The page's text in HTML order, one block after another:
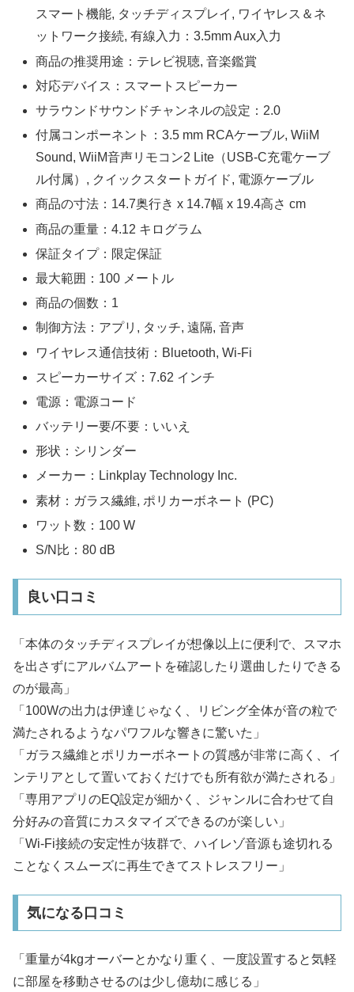
スマート機能, タッチディスプレイ, ワイヤレス＆ネ
ットワーク接続, 有線入力：3.5mm Aux入力
商品の推奨用途：テレビ視聴, 音楽鑑賞
対応デバイス：スマートスピーカー
サラウンドサウンドチャンネルの設定：2.0
付属コンポーネント：3.5 mm RCAケーブル, WiiM
Sound, WiiM音声リモコン2 Lite（USB-C充電ケーブ
ル付属）, クイックスタートガイド, 電源ケーブル
商品の寸法：14.7奥行き x 14.7幅 x 19.4高さ cm
商品の重量：4.12 キログラム
保証タイプ：限定保証
最大範囲：100 メートル
商品の個数：1
制御方法：アプリ, タッチ, 遠隔, 音声
ワイヤレス通信技術：Bluetooth, Wi-Fi
スピーカーサイズ：7.62 インチ
電源：電源コード
バッテリー要/不要：いいえ
形状：シリンダー
メーカー：Linkplay Technology Inc.
素材：ガラス繊維, ポリカーボネート (PC)
ワット数：100 W
S/N比：80 dB
良い口コミ
「本体のタッチディスプレイが想像以上に便利で、スマホ
を出さずにアルバムアートを確認したり選曲したりできる
のが最高」
「100Wの出力は伊達じゃなく、リビング全体が音の粒で
満たされるようなパワフルな響きに驚いた」
「ガラス繊維とポリカーボネートの質感が非常に高く、イ
ンテリアとして置いておくだけでも所有欲が満たされる」
「専用アプリのEQ設定が細かく、ジャンルに合わせて自
分好みの音質にカスタマイズできるのが楽しい」
「Wi-Fi接続の安定性が抜群で、ハイレゾ音源も途切れる
ことなくスムーズに再生できてストレスフリー」
気になる口コミ
「重量が4kgオーバーとかなり重く、一度設置すると気軽
に部屋を移動させるのは少し億劫に感じる」